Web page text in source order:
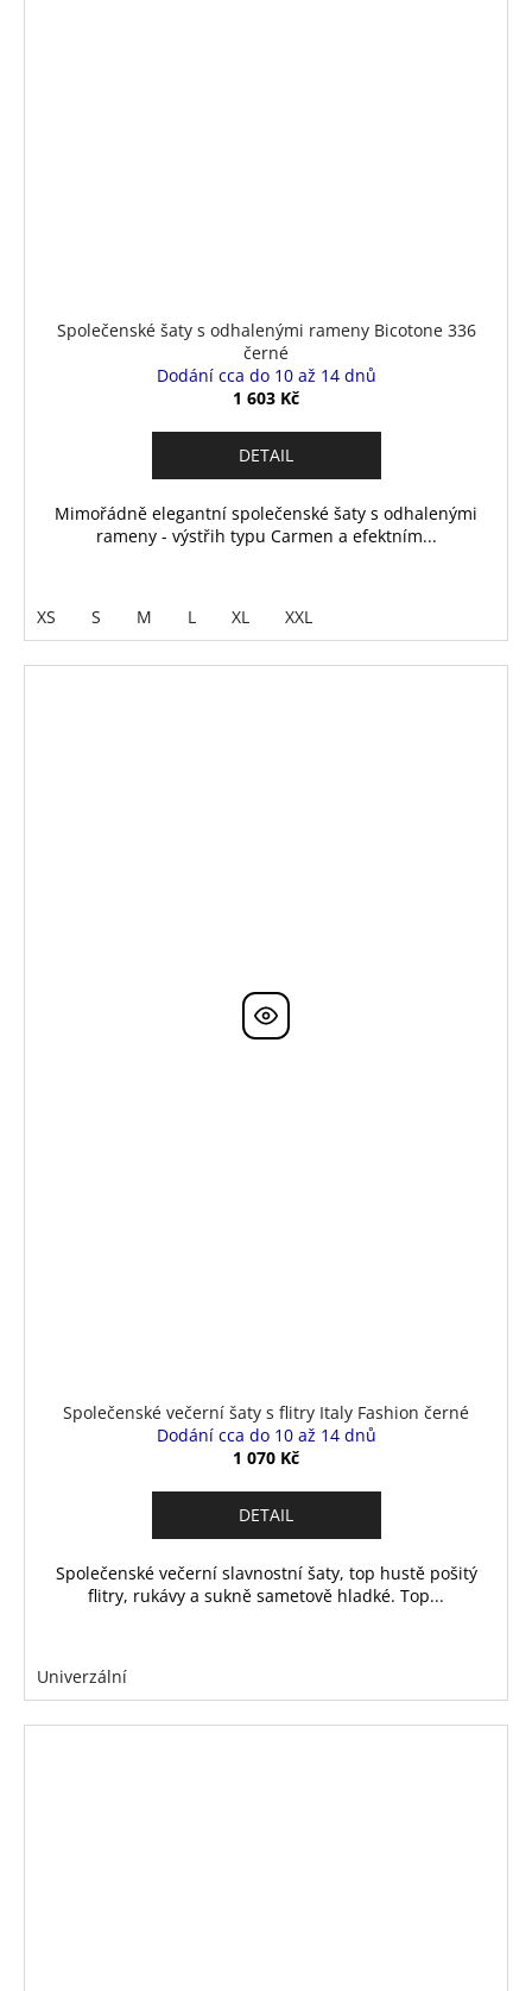
Společenské šaty s odhalenými rameny Bicotone 336
černé
Dodání cca do 10 až 14 dnů
1 603 Kč
DETAIL
Mimořádně elegantní společenské šaty s odhalenými
rameny - výstřih typu Carmen a efektním...
XS S M L XL XXL
Společenské večerní šaty s flitry Italy Fashion černé
Dodání cca do 10 až 14 dnů
1 070 Kč
DETAIL
Společenské večerní slavnostní šaty, top hustě pošitý
flitry, rukávy a sukně sametově hladké. Top...
Univerzální